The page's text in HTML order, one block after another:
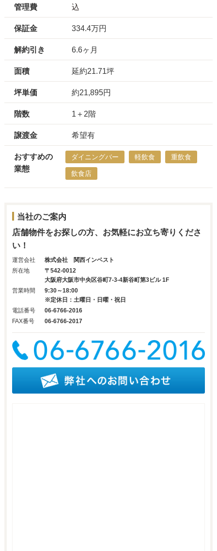
管理費 込
保証金 334.4万円
解約引き 6.6ヶ月
面積 延約21.71坪
坪単価 約21,895円
階数 1＋2階
譲渡金 希望有
おすすめの
業態
ダイニングバー 軽飲食 重飲食
飲食店
当社のご案内
店舗物件をお探しの方、お気軽にお立ち寄りくださ
い！
運営会社
株式会社 関西インベスト
所在地
〒542-0012
大阪府大阪市中央区谷町7-3-4新谷町第3ビル 1F
営業時間
9:30～18:00
※定休日：土曜日・日曜・祝日
電話番号
06-6766-2016
FAX番号
06-6766-2017